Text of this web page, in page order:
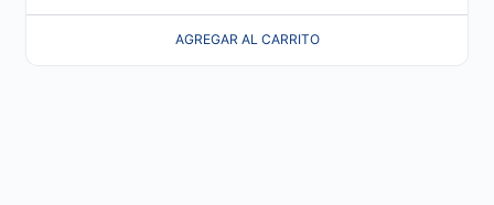
AGREGAR AL CARRITO